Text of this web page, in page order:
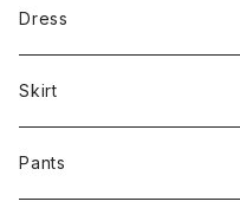
Dress
Skirt
Pants